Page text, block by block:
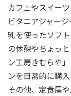
カフェやスイー
ビタニアジャー
乳を使ったソフ
の休憩やちょっ
ン工房きむらや
ンを日常的に購入
その他、定食屋